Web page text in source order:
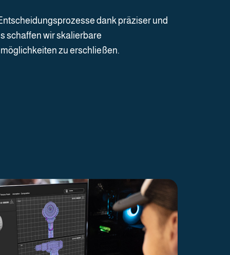
dank präziser und
schaffen wir skalierbare
zu erschließen.